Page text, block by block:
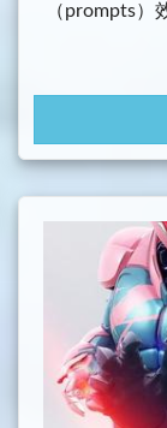
（prompts）